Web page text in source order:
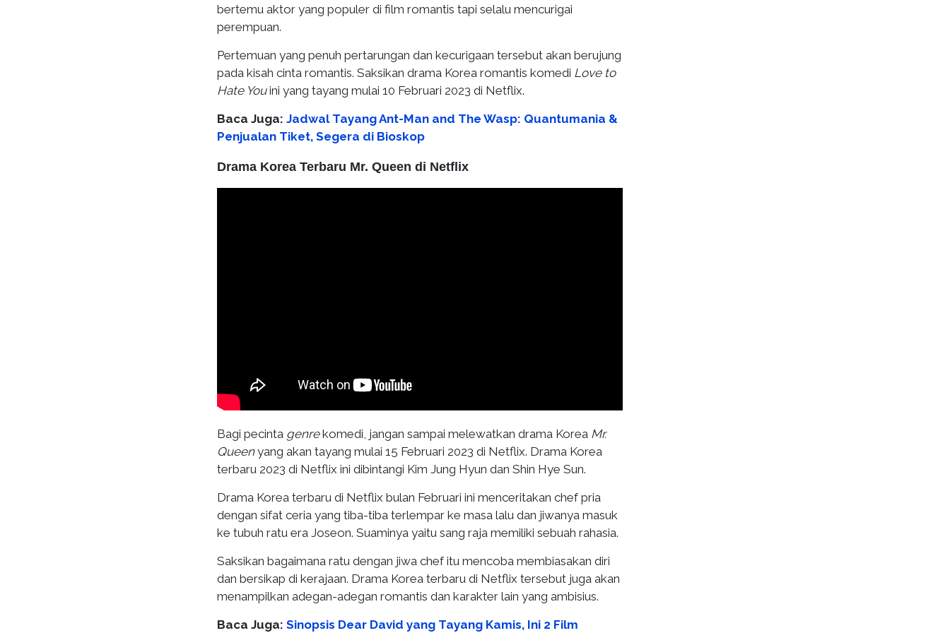
bertemu aktor yang populer di film romantis tapi selalu mencurigai
perempuan.
Pertemuan yang penuh pertarungan dan kecurigaan tersebut akan berujung
pada kisah cinta romantis. Saksikan drama Korea romantis komedi Love to
Hate Youini yang tayang mulai 10 Februari 2023 di Netflix.
Baca Juga: Jadwal Tayang Ant-Man and The Wasp: Quantumania &
Penjualan Tiket, Segera di Bioskop
Drama Korea Terbaru Mr. Queen di Netflix
Bagi pecinta genrekomedi, jangan sampai melewatkan drama Korea Mr.
Queenyang akan tayang mulai 15 Februari 2023 di Netflix. Drama Korea
terbaru 2023 di Netflix ini dibintangi Kim Jung Hyun dan Shin Hye Sun.
Drama Korea terbaru di Netflix bulan Februari ini menceritakan chef pria
dengan sifat ceria yang tiba-tiba terlempar ke masa lalu dan jiwanya masuk
ke tubuh ratu era Joseon. Suaminya yaitu sang raja memiliki sebuah rahasia.
Saksikan bagaimana ratu dengan jiwa chef itu mencoba membiasakan diri
dan bersikap di kerajaan. Drama Korea terbaru di Netflix tersebut juga akan
menampilkan adegan-adegan romantis dan karakter lain yang ambisius.
Baca Juga: Sinopsis Dear David yang Tayang Kamis, Ini 2 Film